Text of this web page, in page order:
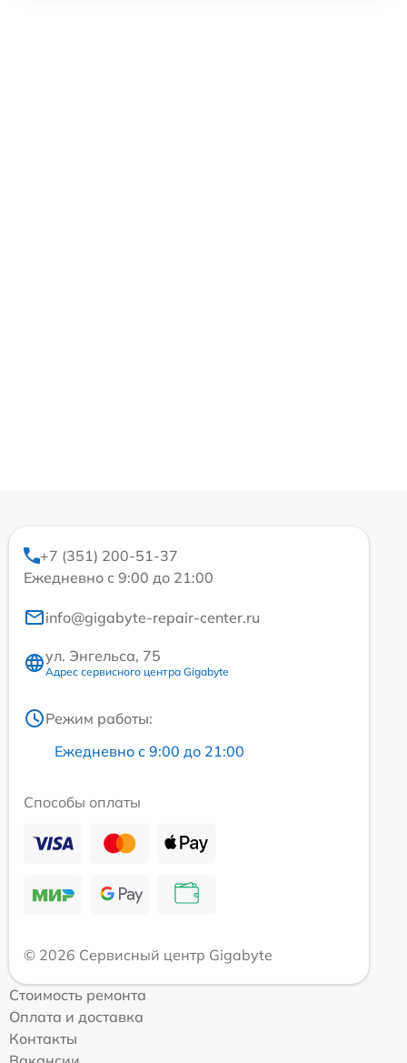
+7 (351) 200-51-37
Ежедневно с 9:00 до 21:00
info@gigabyte-repair-center.ru
ул. Энгельса, 75
Адрес сервисного центра Gigabyte
Режим работы:
Ежедневно с 9:00 до 21:00
Способы оплаты
© 2026 Сервисный центр Gigabyte
Стоимость ремонта
Оплата и доставка
Контакты